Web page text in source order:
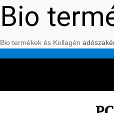
Bio
Bio termékek és Kollagén